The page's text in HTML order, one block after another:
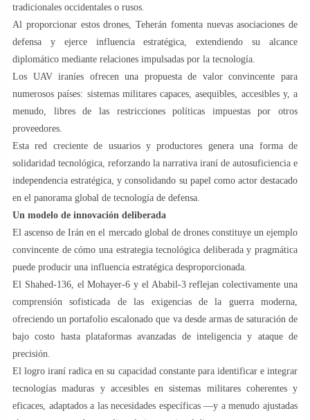
tradicionales occidentales o rusos.
Al proporcionar estos drones, Teherán fomenta nuevas asociaciones de
defensa y ejerce influencia estratégica, extendiendo su alcance
diplomático mediante relaciones impulsadas por la tecnología.
Los UAV iraníes ofrecen una propuesta de valor convincente para
numerosos países: sistemas militares capaces, asequibles, accesibles y, a
menudo, libres de las restricciones políticas impuestas por otros
proveedores.
Esta red creciente de usuarios y productores genera una forma de
solidaridad tecnológica, reforzando la narrativa iraní de autosuficiencia e
independencia estratégica, y consolidando su papel como actor destacado
en el panorama global de tecnología de defensa.
Un modelo de innovación deliberada
El ascenso de Irán en el mercado global de drones constituye un ejemplo
convincente de cómo una estrategia tecnológica deliberada y pragmática
puede producir una influencia estratégica desproporcionada.
El Shahed-136, el Mohayer-6 y el Ababil-3 reflejan colectivamente una
comprensión sofisticada de las exigencias de la guerra moderna,
ofreciendo un portafolio escalonado que va desde armas de saturación de
bajo costo hasta plataformas avanzadas de inteligencia y ataque de
precisión.
El logro iraní radica en su capacidad constante para identificar e integrar
tecnologías maduras y accesibles en sistemas militares coherentes y
eficaces, adaptados a las necesidades específicas —y a menudo ajustadas